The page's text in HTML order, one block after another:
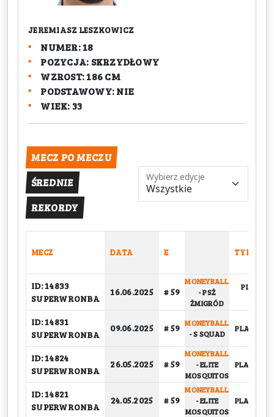
JEREMIASZ LESZKOWICZ
NUMER: 18
POZYCJA: SKRZYDŁOWY
WZROST: 186 CM
PODSTAWOWY: NIE
WIEK: 33
MECZ PO MECZU
ŚREDNIE
REKORDY
Wybierz edycje
MECZ DATA E TYP
ID: 14833
SUPERWRONBA
16.06.2025 # 59
MONEYBALL
-PSŻ
ŻMIGRÓD
PLAY-
ID: 14831
SUPERWRONBA
09.06.2025 # 59 MONEYBALL
-S SQUAD
PLAY-OFF,
ID: 14824
SUPERWRONBA
26.05.2025 # 59
MONEYBALL
-ELITE
MOSQUITOS
PLAY-OFF,
ID: 14821
SUPERWRONBA
24.05.2025 # 59
MONEYBALL
-ELITE
MOSQUITOS
PLAY-OFF,